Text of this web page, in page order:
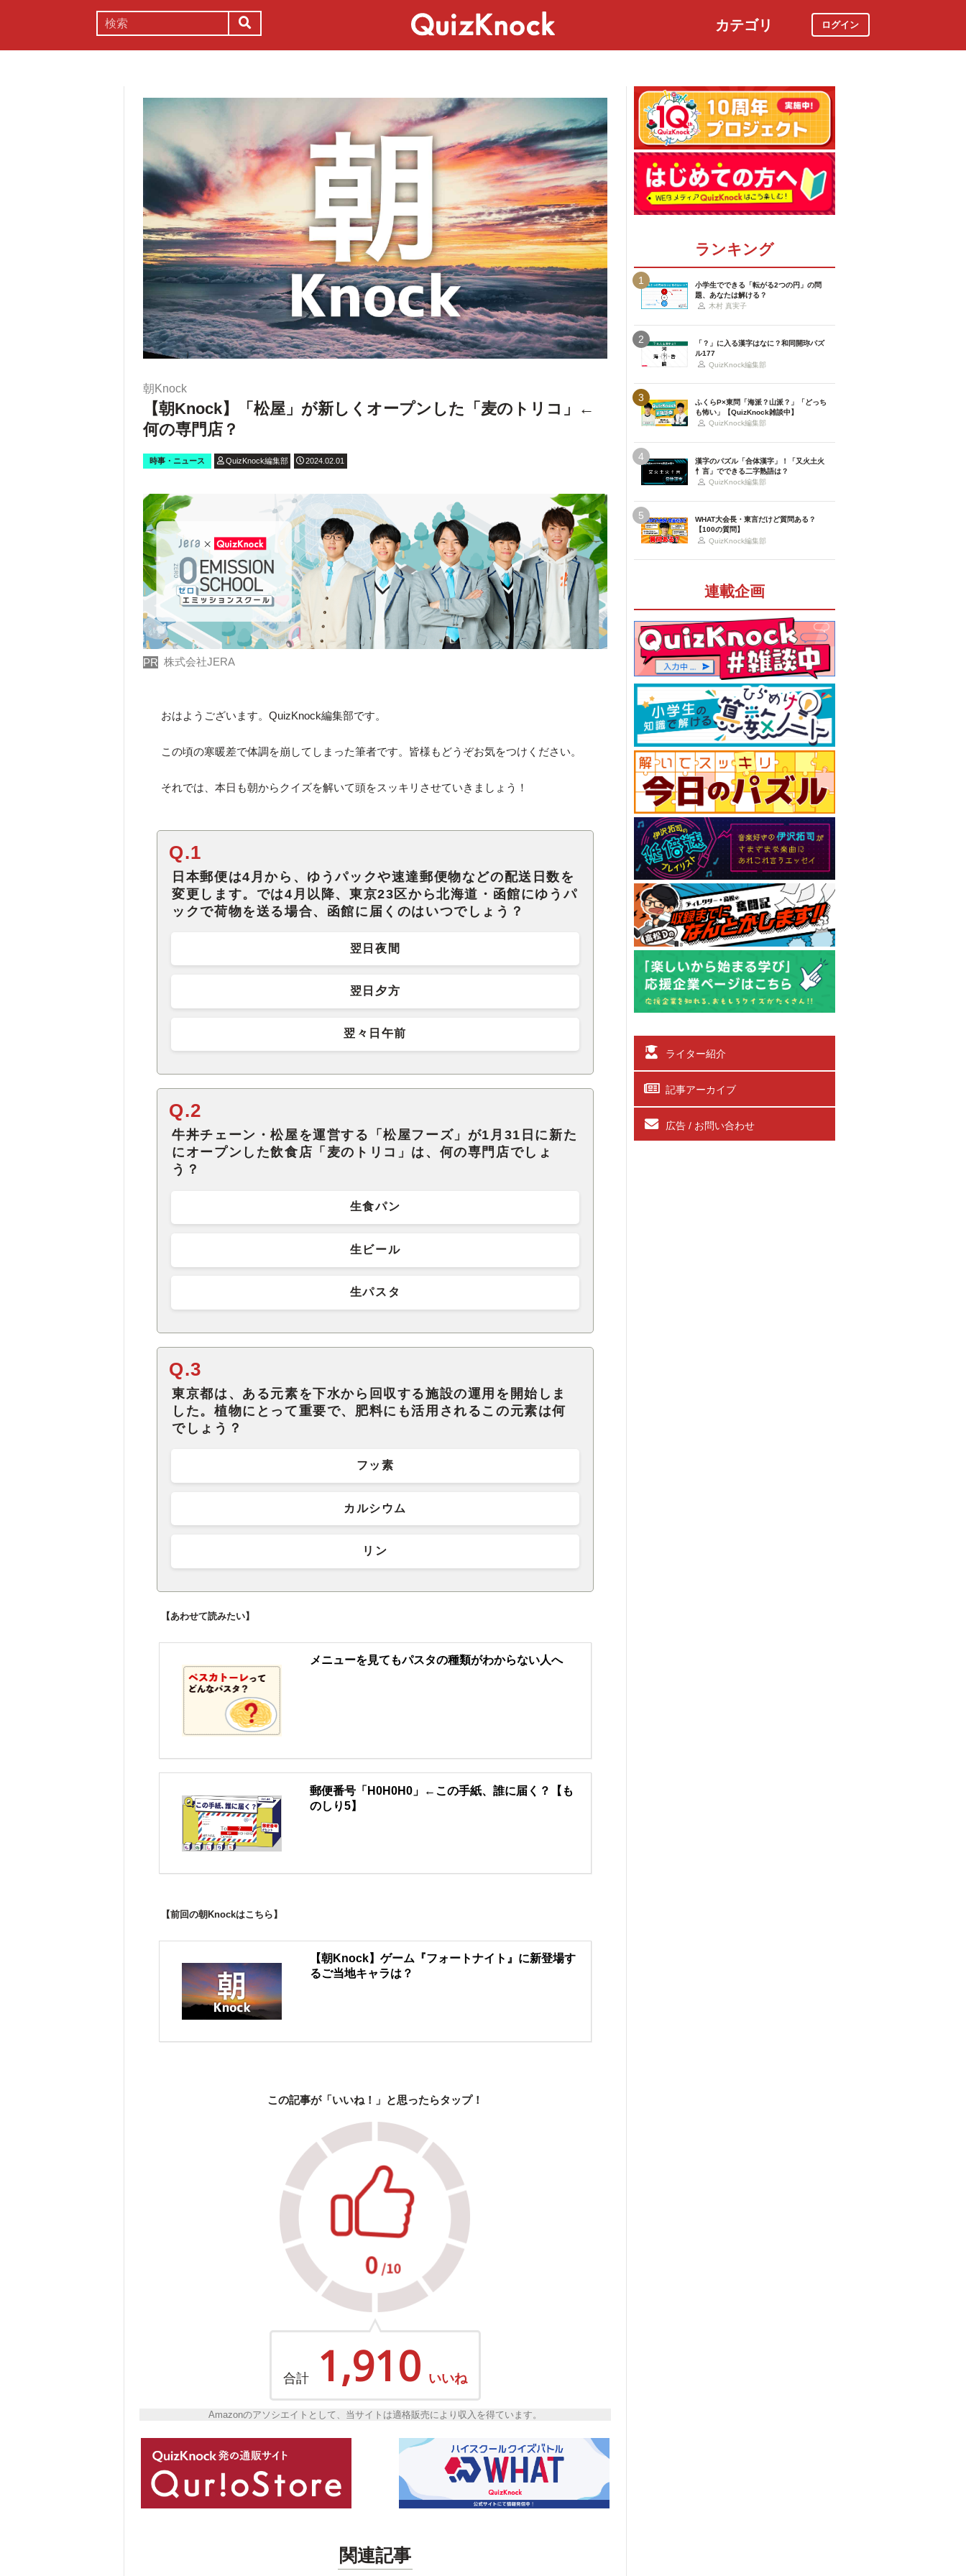
カテゴリ ログイン
朝Knock
【朝Knock】「松屋」が新しくオープンした「麦のトリコ」←
何の専門店？
時事・ニュース QuizKnock編集部 2024.02.01
PR 株式会社JERA
おはようございます。QuizKnock編集部です。
この頃の寒暖差で体調を崩してしまった筆者です。皆様もどうぞお気をつけください。
それでは、本日も朝からクイズを解いて頭をスッキリさせていきましょう！
Q.1
日本郵便は4月から、ゆうパックや速達郵便物などの配送日数を
変更します。では4月以降、東京23区から北海道・函館にゆうパ
ックで荷物を送る場合、函館に届くのはいつでしょう？
翌日夜間
翌日夕方
翌々日午前
Q.2
牛丼チェーン・松屋を運営する「松屋フーズ」が1月31日に新た
にオープンした飲食店「麦のトリコ」は、何の専門店でしょ
う？
生食パン
生ビール
生パスタ
Q.3
東京都は、ある元素を下水から回収する施設の運用を開始しま
した。植物にとって重要で、肥料にも活用されるこの元素は何
でしょう？
フッ素
カルシウム
リン
【あわせて読みたい】
メニューを見てもパスタの種類がわからない人へ
郵便番号「H0H0H0」←この手紙、誰に届く？【も
のしり5】
【前回の朝Knockはこちら】
【朝Knock】ゲーム『フォートナイト』に新登場す
るご当地キャラは？
この記事が「いいね！」と思ったらタップ！
合計 1,910 いいね
Amazonのアソシエイトとして、当サイトは適格販売により収入を得ています。
関連記事
ランキング
1
小学生でできる「転がる2つの円」の問
題、あなたは解ける？
木村 真実子
2
「？」に入る漢字はなに？和同開珎パズ
ル177
QuizKnock編集部
3
ふくらP×東問「海派？山派？」「どっち
も怖い」【QuizKnock雑談中】
QuizKnock編集部
4
漢字のパズル「合体漢字」！「又火土火
忄言」でできる二字熟語は？
QuizKnock編集部
5
WHAT大会長・東言だけど質問ある？
【100の質問】
QuizKnock編集部
連載企画
ライター紹介
記事アーカイブ
広告 / お問い合わせ